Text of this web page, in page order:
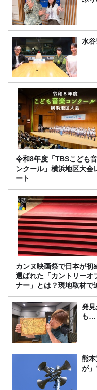
水
令和8年度「TBSこども
ンクール」横浜地区大会
ート
カンヌ映画祭で日本が初
選ばれた「カントリーオ
ナー」とは？現地取材で
選出の意味
発
も…
熊
が